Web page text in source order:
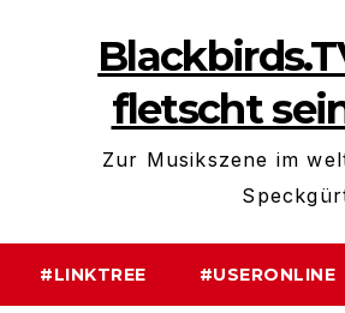
fletscht
Zur Musikszene im
#LINKTREE #USERONLINE